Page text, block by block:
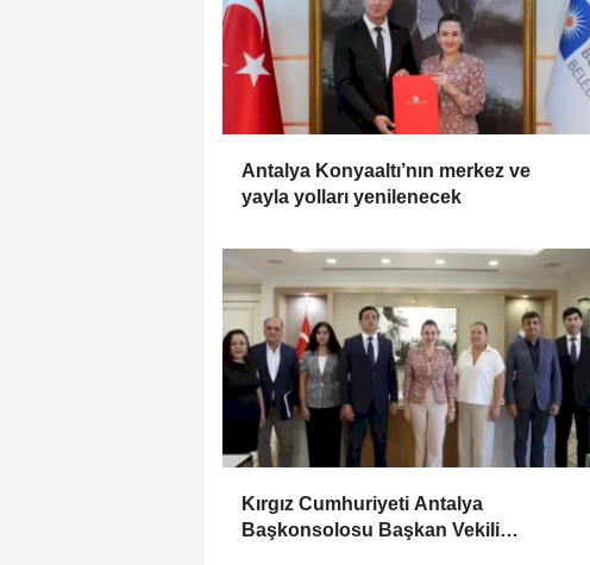
Antalya Konyaaltı’nın merkez ve
yayla yolları yenilenecek
Kırgız Cumhuriyeti Antalya
Başkonsolosu Başkan Vekili